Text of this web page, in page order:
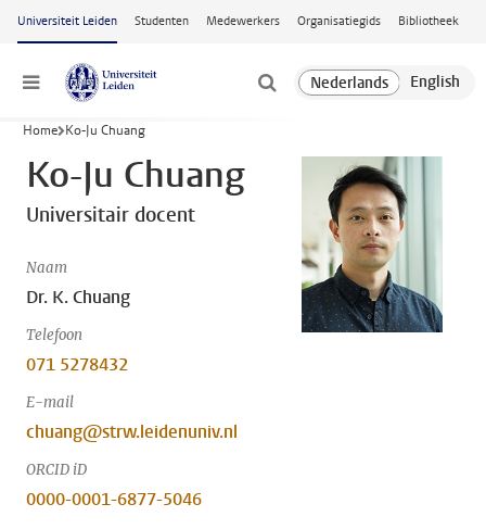
Ga naar hoofdinhoud
Universiteit Leiden Studenten Medewerkers Organisatiegids Bibliotheek
Menu
Home Ko-Ju Chuang
Ko-Ju Chuang
Universitair docent
Naam
Dr. K. Chuang
Telefoon
071 5278432
E-mail
chuang@strw.leidenuniv.nl
ORCID iD
0000-0001-6877-5046